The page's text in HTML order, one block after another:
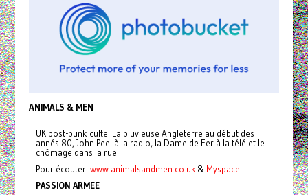
ANIMALS & MEN
UK post-punk culte! La pluvieuse Angleterre au début des
annés 80, John Peel à la radio, la Dame de Fer à la télé et le
chômage dans la rue.
Pour écouter: www.animalsandmen.co.uk& Myspace
PASSION ARMEE